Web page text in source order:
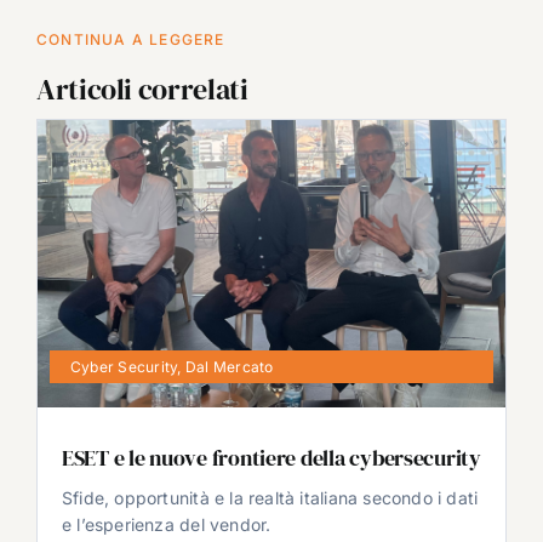
CONTINUA A LEGGERE
Articoli correlati
Cyber Security, Dal Mercato
ESET e le nuove frontiere della cybersecurity
Sfide, opportunità e la realtà italiana secondo i dati
e l’esperienza del vendor.